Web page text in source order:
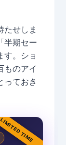
たせしま
半期セー
す。ショ
ものアイ
っておき
TIME